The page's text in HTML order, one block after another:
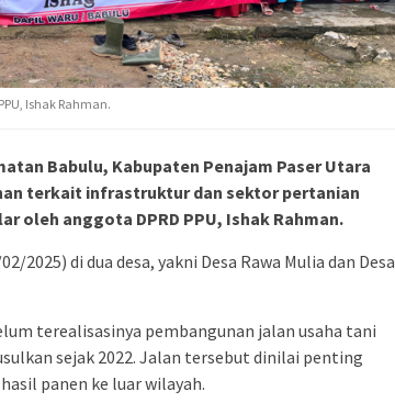
Ishak Rahman.
Babulu, Kabupaten Penajam Paser Utara
terkait infrastruktur dan sektor pertanian
oleh anggota DPRD PPU, Ishak Rahman.
2025) di dua desa, yakni Desa Rawa Mulia dan Desa
terealisasinya pembangunan jalan usaha tani
sejak 2022. Jalan tersebut dinilai penting
panen ke luar wilayah.